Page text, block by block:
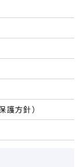
方針）